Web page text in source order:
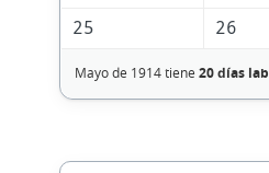
25
26
Mayo de 1914 tiene 20 días